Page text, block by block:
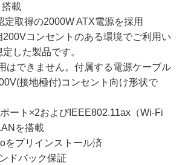
載
定取得の2000W ATX電源を採用
コンセントのある環境でご利用い
した製品です。
はできません。付属する電源ケーブル
接地極付)コンセント向け形状で
ート×2およびIEEE802.11ax（Wi-Fi
を搭載
をプリインストール済
ドバック保証